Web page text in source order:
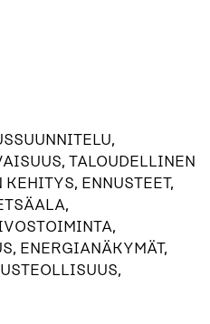
TALOUDELLINEN
ENNUSTEET,
ENERGIANÄKYMÄT,